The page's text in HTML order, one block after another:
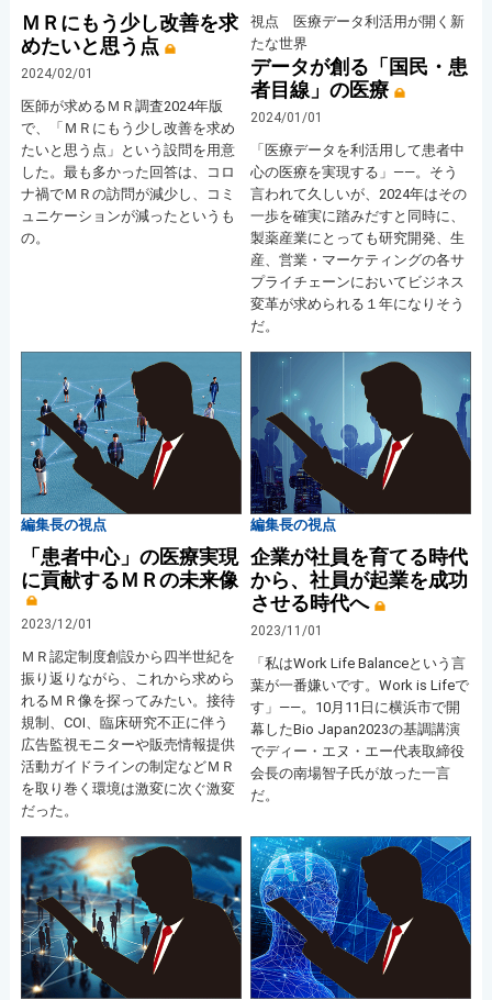
ＭＲにもう少し改善を求
めたいと思う点
2024/02/01
医師が求めるＭＲ調査2024年版
で、「ＭＲにもう少し改善を求め
たいと思う点」という設問を用意
した。最も多かった回答は、コロ
ナ禍でＭＲの訪問が減少し、コミ
ュニケーションが減ったというも
の。
視点 医療データ利活用が開く新
たな世界
データが創る「国民・患
者目線」の医療
2024/01/01
「医療データを利活用して患者中
心の医療を実現する」――。そう
言われて久しいが、2024年はその
一歩を確実に踏みだすと同時に、
製薬産業にとっても研究開発、生
産、営業・マーケティングの各サ
プライチェーンにおいてビジネス
変革が求められる１年になりそう
だ。
編集長の視点
「患者中心」の医療実現
に貢献するＭＲの未来像
2023/12/01
ＭＲ認定制度創設から四半世紀を
振り返りながら、これから求めら
れるＭＲ像を探ってみたい。接待
規制、COI、臨床研究不正に伴う
広告監視モニターや販売情報提供
活動ガイドラインの制定などＭＲ
を取り巻く環境は激変に次ぐ激変
だった。
編集長の視点
企業が社員を育てる時代
から、社員が起業を成功
させる時代へ
2023/11/01
「私はWork Life Balanceという言
葉が一番嫌いです。Work is Lifeで
す」――。10月11日に横浜市で開
幕したBio Japan2023の基調講演
でディー・エヌ・エー代表取締役
会長の南場智子氏が放った一言
だ。